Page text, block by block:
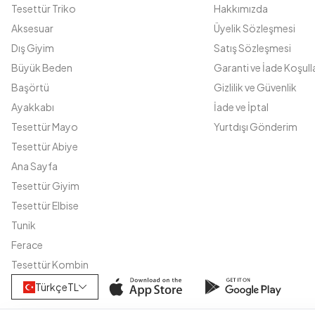
Tesettür Triko
Aksesuar
Dış Giyim
Büyük Beden
Başörtü
Ayakkabı
Tesettür Mayo
Tesettür Abiye
Ana Sayfa
Tesettür Giyim
Tesettür Elbise
Tunik
Ferace
Tesettür Kombin
Hakkımızda
Üyelik Sözleşmesi
Satış Sözleşmesi
Garanti ve İade
Gizlilik ve Güvenlik
İade ve İptal
Yurtdışı Gönderim
TürkçeTL